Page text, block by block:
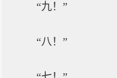
“九！”
“八！”